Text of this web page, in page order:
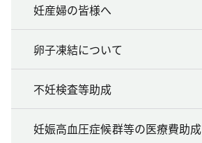
妊産婦の皆様へ
卵子凍結について
不妊検査等助成
妊娠高血圧症候群等の医療費助成